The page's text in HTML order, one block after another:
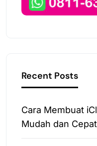
Recent Posts
Cara Membuat
Mudah dan Cepat